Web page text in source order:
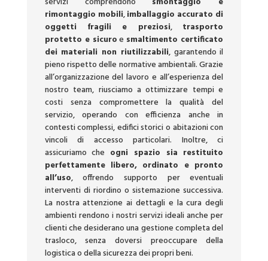
rimontaggio mobili,imballaggio accurato di
oggetti fragili e preziosi, trasporto
protetto e sicuroe smaltimento certificato
dei materiali non riutilizzabili, garantendo il
pieno rispetto delle normative ambientali. Grazie
all’organizzazione del lavoro e all’esperienza del
nostro team, riusciamo a ottimizzare tempi e
costi senza compromettere la qualità del
servizio, operando con efficienza anche in
contesti complessi, edifici storici o abitazioni con
vincoli di accesso particolari. Inoltre, ci
assicuriamo che ogni spazio sia restituito
perfettamente libero, ordinato e pronto
all’uso, offrendo supporto per eventuali
interventi di riordino o sistemazione successiva.
La nostra attenzione ai dettagli e la cura degli
ambienti rendono i nostri servizi ideali anche per
clienti che desiderano una gestione completa del
trasloco, senza doversi preoccupare della
logistica o della sicurezza dei propri beni.